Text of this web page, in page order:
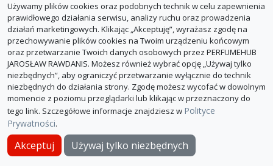
O PerfumeHub Polityka Prywatności Dla sklepów
© PerfumeHub 2026
Używamy plików cookies oraz podobnych technik w celu zapewnienia
prawidłowego działania serwisu, analizy ruchu oraz prowadzenia
działań marketingowych. Klikając „Akceptuję”, wyrażasz zgodę na
przechowywanie plików cookies na Twoim urządzeniu końcowym
oraz przetwarzanie Twoich danych osobowych przez PERFUMEHUB
JAROSŁAW RAWDANIS. Możesz również wybrać opcję „Używaj tylko
niezbędnych”, aby ograniczyć przetwarzanie wyłącznie do technik
niezbędnych do działania strony. Zgodę możesz wycofać w dowolnym
momencie z poziomu przeglądarki lub klikając w przeznaczony do
tego link. Szczegółowe informacje znajdziesz w Polityce
Prywatności.
Akceptuj Używaj tylko niezbędnych